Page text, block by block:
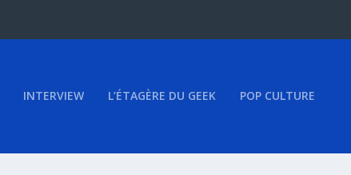
INTERVIEW L’ÉTAGÈRE DU GEEK POP CULTURE